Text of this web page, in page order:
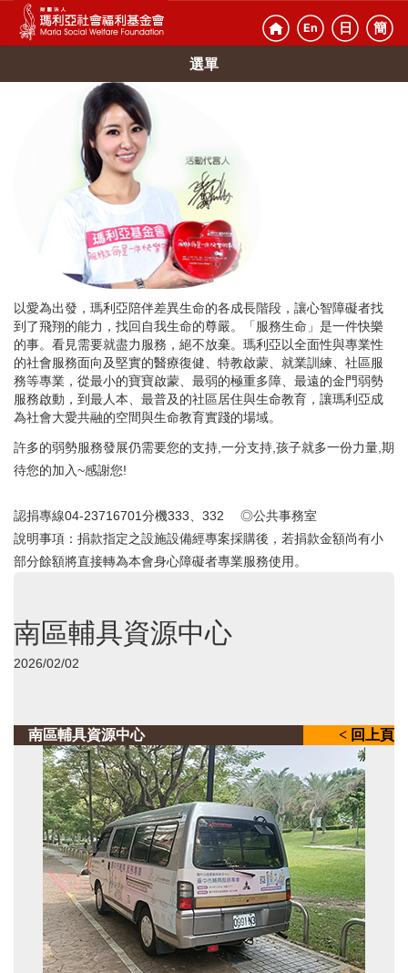
En 日 簡
選單
以愛為出發，瑪利亞陪伴差異生命的各成長階段，讓心智障礙者找
到了飛翔的能力，找回自我生命的尊嚴。「服務生命」是一件快樂
的事。看見需要就盡力服務，絕不放棄。瑪利亞以全面性與專業性
的社會服務面向及堅實的醫療復健、特教啟蒙、就業訓練、社區服
務等專業，從最小的寶寶啟蒙、最弱的極重多障、最遠的金門弱勢
服務啟動，到最人本、最普及的社區居住與生命教育，讓瑪利亞成
為社會大愛共融的空間與生命教育實踐的場域。
許多的弱勢服務發展仍需要您的支持,一分支持,孩子就多一份力量,期
待您的加入~感謝您!
認捐專線04-23716701分機333、332 ◎公共事務室
說明事項：捐款指定之設施設備經專案採購後，若捐款金額尚有小
部分餘額將直接轉為本會身心障礙者專業服務使用。
南區輔具資源中心
2026/02/02
南區輔具資源中心 < 回上頁